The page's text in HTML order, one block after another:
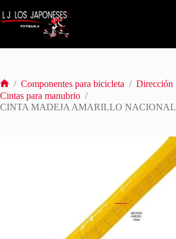
al
contenido
Inicio
/ Componentes para bicicleta / Dirección
Cintas para manubrio /
CINTA MADEJA AMARILLO NACIONAL